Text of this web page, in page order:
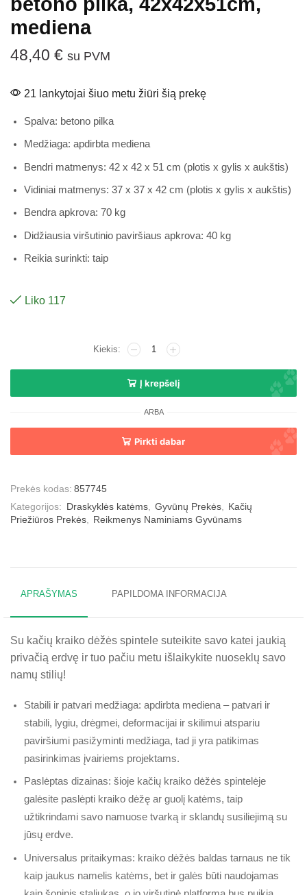
mediena
48,40 € su PVM
21 lankytojai šiuo metu žiūri šią prekę
Spalva: betono pilka
Medžiaga: apdirbta mediena
Bendri matmenys: 42 x 42 x 51 cm (plotis x gylis x aukštis)
Vidiniai matmenys: 37 x 37 x 42 cm (plotis x gylis x aukštis)
Bendra apkrova: 70 kg
Didžiausia viršutinio paviršiaus apkrova: 40 kg
Reikia surinkti: taip
Liko 117
Į krepšelį
ARBA
Pirkti dabar
Prekės kodas: 857745
Kategorijos:
Draskyklės katėms, Gyvūnų Prekės, Kačių
Priežiūros Prekės, Reikmenys Naminiams Gyvūnams
APRAŠYMAS PAPILDOMA INFORMACIJA
Su kačių kraiko dėžės spintele suteikite savo katei jaukią
privačią erdvę ir tuo pačiu metu išlaikykite nuoseklų savo
namų stilių!
Stabili ir patvari medžiaga: apdirbta mediena – patvari ir
stabili, lygiu, drėgmei, deformacijai ir skilimui atspariu
paviršiumi pasižyminti medžiaga, tad ji yra patikimas
pasirinkimas įvairiems projektams.
Paslėptas dizainas: šioje kačių kraiko dėžės spintelėje
galėsite paslėpti kraiko dėžę ar guolį katėms, taip
užtikrindami savo namuose tvarką ir sklandų susiliejimą su
jūsų erdve.
Universalus pritaikymas: kraiko dėžės baldas tarnaus ne tik
kaip jaukus namelis katėms, bet ir galės būti naudojamas